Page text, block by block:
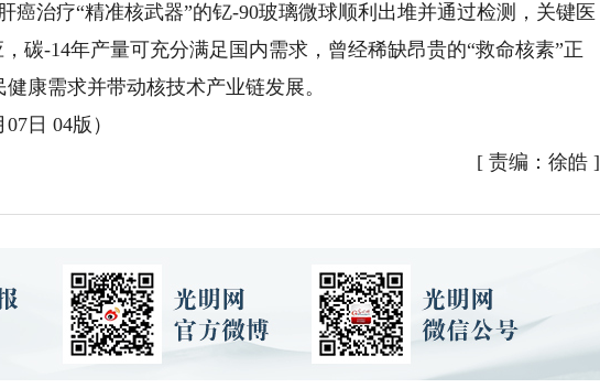
癌治疗“精准核武器”的钇-90玻璃微球顺利出堆并通过检测，关键医
碳-14年产量可充分满足国内需求，曾经稀缺昂贵的“救命核素”正
康需求并带动核技术产业链发展。
日 04版）
[ 责编：徐皓]